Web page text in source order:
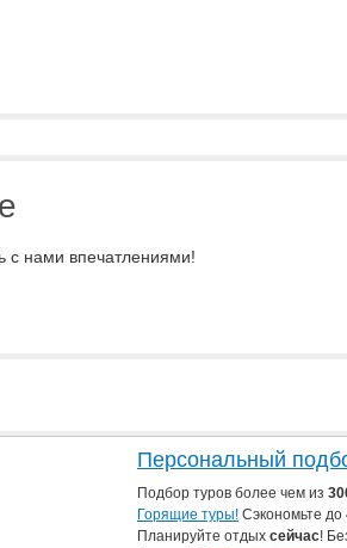
с нами впечатлениями!
Персональный
Подбор туров более чем из
Горящие туры! Сэкономьте до
Планируйте отдых сейчас!